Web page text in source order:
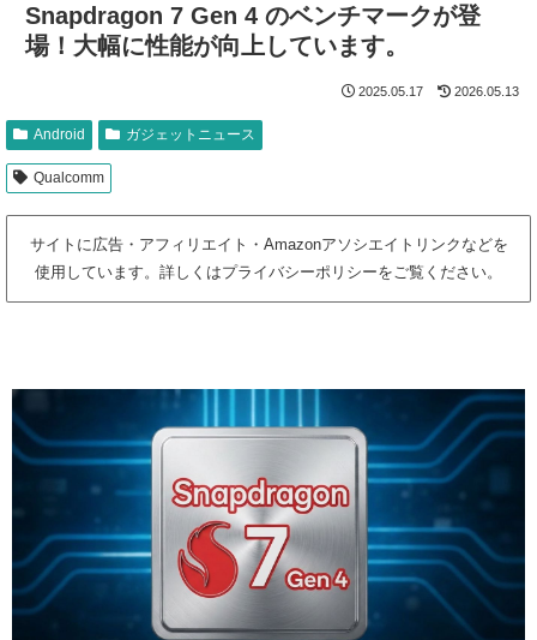
Snapdragon 7 Gen 4 のベンチマークが登
場！大幅に性能が向上しています。
2025.05.17 2026.05.13
Android ガジェットニュース
Qualcomm
サイトに広告・アフィリエイト・Amazonアソシエイトリンクなどを
使用しています。詳しくはプライバシーポリシーをご覧ください。